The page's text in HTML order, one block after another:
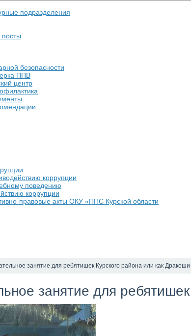
подразделения
безопасности
ППВ
центр
коррупции
поведению
коррупции
правовые акты ОКУ «ППС Курской области
занятие для ребятишек Курского района или как
занятие для